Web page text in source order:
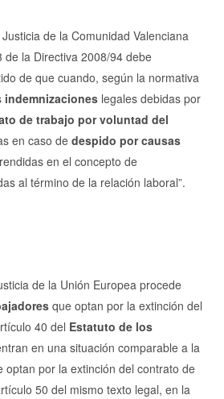
de la Comunidad Valenciana
la Directiva 2008/94 debe
de que cuando, según la normativa
indemnizacioneslegales debidas por
de trabajo por voluntad del
en caso de despido por causas
en el concepto de
al término de la relación laboral”.
de la Unión Europea procede
que optan por la extinción del
40 del Estatuto de los
en una situación comparable a la
optan por la extinción del contrato de
50 del mismo texto legal, en la